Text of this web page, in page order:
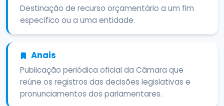
Destinação de recurso orçamentário a um fim
específico ou a uma entidade.
Anais
Publicação periódica oficial da Câmara que
reúne os registros das decisões legislativas e
pronunciamentos dos parlamentares.